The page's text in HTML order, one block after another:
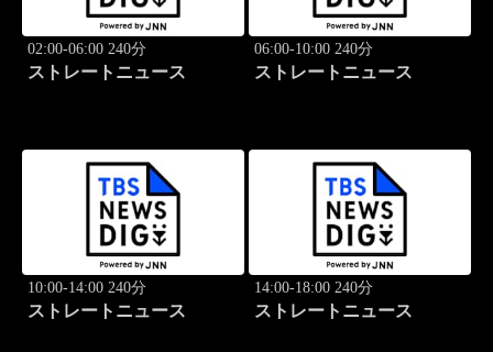
02:00-06:00 240分
ストレートニュース
06:00-10:00 240分
ストレートニュース
10:00-14:00 240分
ストレートニュース
14:00-18:00 240分
ストレートニュース